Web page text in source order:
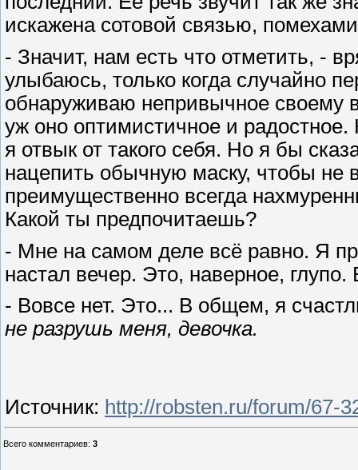
искажена сотовой связью,
- Значит, нам есть что отметить, -
улыбаюсь, только когда случайно
обнаруживаю непривычное своему
уж оно оптимистичное и
я отвык от такого себя. Но я бы
нацепить обычную маску, чтобы не
преимущественно всегда
Какой ты предпочитаешь?
- Мне на самом деле всё равно. Я
настал вечер. Это, наверное,
- Вовсе нет. Это... В общем, я
не разрушь меня, девочка.
Источник: http://robsten.ru/forum/67-
Всего комментариев: 3